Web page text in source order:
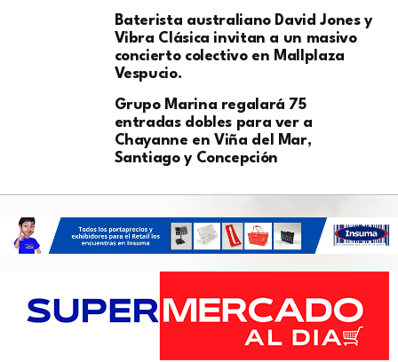
Baterista australiano David Jones y
Vibra Clásica invitan a un masivo
concierto colectivo en Mallplaza
Vespucio.
Grupo Marina regalará 75
entradas dobles para ver a
Chayanne en Viña del Mar,
Santiago y Concepción